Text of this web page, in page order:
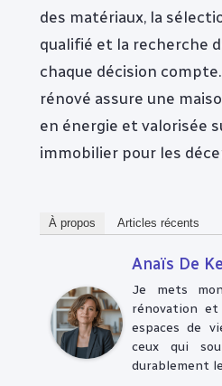
des matériaux, la
qualifié et la recherche
chaque décision
rénové assure une
en énergie et valorisée
immobilier pour les
À propos Articles récents
Anaïs De
Je mets
rénovation
espaces de
ceux qui
durablement